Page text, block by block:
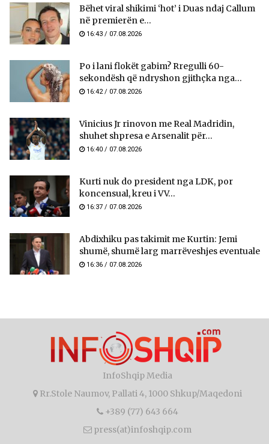
Bëhet viral shikimi ‘hot’ i Duas ndaj Callum
në premierën e...
16:43 / 07.08.2026
Po i lani flokët gabim? Rregulli 60-
sekondësh që ndryshon gjithçka nga...
16:42 / 07.08.2026
Vinicius Jr rinovon me Real Madridin,
shuhet shpresa e Arsenalit për...
16:40 / 07.08.2026
Kurti nuk do president nga LDK, por
koncensual, kreu i VV...
16:37 / 07.08.2026
Abdixhiku pas takimit me Kurtin: Jemi
shumë, shumë larg marrëveshjes eventuale
16:36 / 07.08.2026
InfoShqip Media
Rr.Stole Naumov, Pallati 4, 1000 Shkup/Maqedoni
+389 (77) 643 664
press(at)infoshqip.com